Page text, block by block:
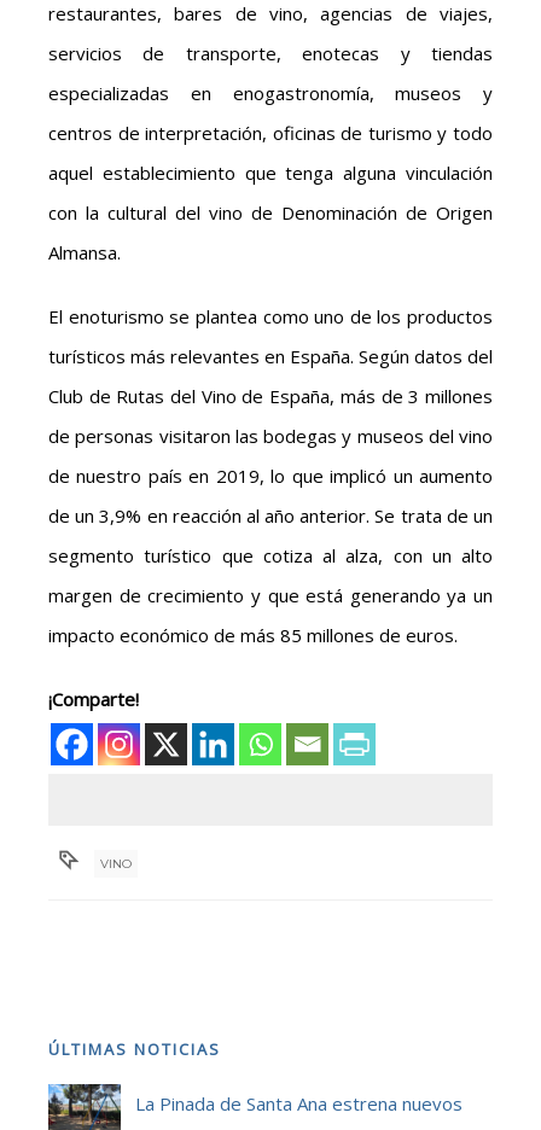
restaurantes, bares de vino, agencias de viajes,
servicios de transporte, enotecas y tiendas
especializadas en enogastronomía, museos y
centros de interpretación, oficinas de turismo y todo
aquel establecimiento que tenga alguna vinculación
con la cultural del vino de Denominación de Origen
Almansa.
El enoturismo se plantea como uno de los productos
turísticos más relevantes en España. Según datos del
Club de Rutas del Vino de España, más de 3 millones
de personas visitaron las bodegas y museos del vino
de nuestro país en 2019, lo que implicó un aumento
de un 3,9% en reacción al año anterior. Se trata de un
segmento turístico que cotiza al alza, con un alto
margen de crecimiento y que está generando ya un
impacto económico de más 85 millones de euros.
¡Comparte!
VINO
ÚLTIMAS NOTICIAS
La Pinada de Santa Ana estrena nuevos